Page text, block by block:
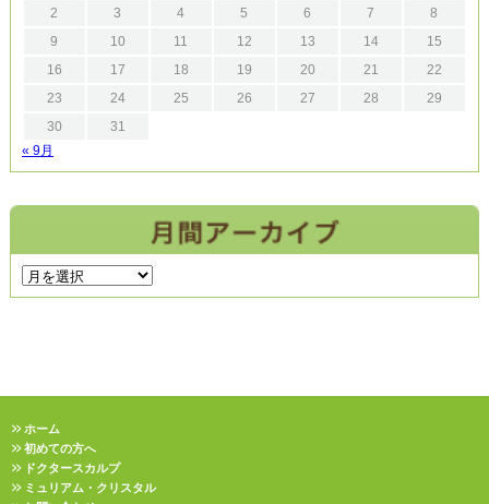
2
3 4 5 6 7
8
9
10 11 12 13 14
15
16
17 18 19 20 21
22
23
24 25 26 27 28
29
30
31
« 9月
ホーム
初めての方へ
ドクタースカルプ
ミュリアム・クリスタル